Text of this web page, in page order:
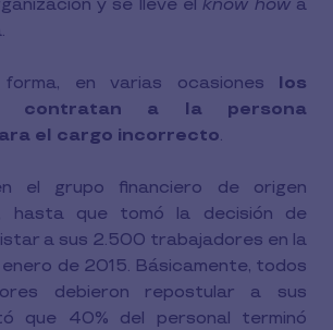
y se lleve elknow howa
en varias ocasiones los
contratan a la persona
el cargo incorrecto.
el grupo financiero de origen
hasta que tomó la decisión de
a sus 2.500 trabajadores en la
de 2015. Básicamente, todos
debieron repostular a sus
que 40% del personal terminó